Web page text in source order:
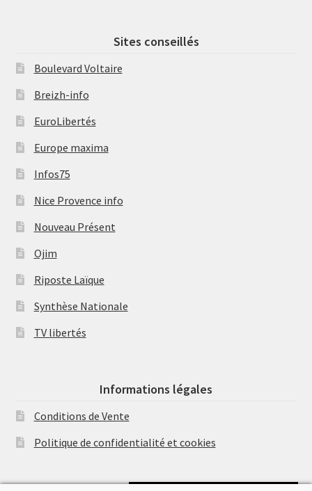
Sites conseillés
Boulevard Voltaire
Breizh-info
EuroLibertés
Europe maxima
Infos75
Nice Provence info
Nouveau Présent
Ojim
Riposte Laïque
Synthèse Nationale
TV libertés
Informations légales
Conditions de Vente
Politique de confidentialité et cookies